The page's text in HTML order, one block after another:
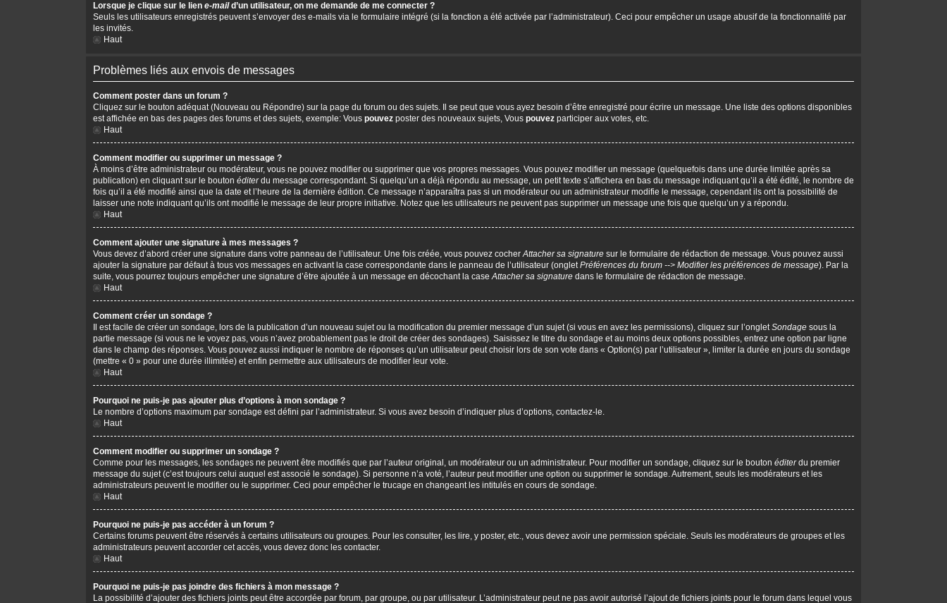
Lorsque je clique sur le lien e-maild’un utilisateur, on me demande de me connecter ?
Seuls les utilisateurs enregistrés peuvent s’envoyer des e-mails via le formulaire intégré (si la fonction a été activée par l’administrateur). Ceci pour empêcher un usage abusif de la fonctionnalité par
les invités.
Haut
Problèmes liés aux envois de messages
Comment poster dans un forum ?
Cliquez sur le bouton adéquat (Nouveau ou Répondre) sur la page du forum ou des sujets. Il se peut que vous ayez besoin d’être enregistré pour écrire un message. Une liste des options disponibles
est affichée en bas des pages des forums et des sujets, exemple: Vous pouvez poster des nouveaux sujets, Vous pouvez participer aux votes, etc.
Haut
Comment modifier ou supprimer un message ?
À moins d’être administrateur ou modérateur, vous ne pouvez modifier ou supprimer que vos propres messages. Vous pouvez modifier un message (quelquefois dans une durée limitée après sa
publication) en cliquant sur le bouton éditerdu message correspondant. Si quelqu’un a déjà répondu au message, un petit texte s’affichera en bas du message indiquant qu’il a été édité, le nombre de
fois qu’il a été modifié ainsi que la date et l’heure de la dernière édition. Ce message n’apparaîtra pas si un modérateur ou un administrateur modifie le message, cependant ils ont la possibilité de
laisser une note indiquant qu’ils ont modifié le message de leur propre initiative. Notez que les utilisateurs ne peuvent pas supprimer un message une fois que quelqu’un y a répondu.
Haut
Comment ajouter une signature à mes messages ?
Vous devez d’abord créer une signature dans votre panneau de l’utilisateur. Une fois créée, vous pouvez cocherAttacher sa signature sur le formulaire de rédaction de message. Vous pouvez aussi
ajouter la signature par défaut à tous vos messages en activant la case correspondante dans le panneau de l’utilisateur (ongletPréférences du forum --> Modifier les préférences de message). Par la
suite, vous pourrez toujours empêcher une signature d’être ajoutée à un message en décochant la caseAttacher sa signature dans le formulaire de rédaction de message.
Haut
Comment créer un sondage ?
Il est facile de créer un sondage, lors de la publication d’un nouveau sujet ou la modification du premier message d’un sujet (si vous en avez les permissions), cliquez sur l’ongletSondage sous la
partie message (si vous ne le voyez pas, vous n’avez probablement pas le droit de créer des sondages). Saisissez le titre du sondage et au moins deux options possibles, entrez une option par ligne
dans le champ des réponses. Vous pouvez aussi indiquer le nombre de réponses qu’un utilisateur peut choisir lors de son vote dans « Option(s) par l’utilisateur », limiter la durée en jours du sondage
(mettre « 0 » pour une durée illimitée) et enfin permettre aux utilisateurs de modifier leur vote.
Haut
Pourquoi ne puis-je pas ajouter plus d’options à mon sondage ?
Le nombre d’options maximum par sondage est défini par l’administrateur. Si vous avez besoin d’indiquer plus d’options, contactez-le.
Haut
Comment modifier ou supprimer un sondage ?
Comme pour les messages, les sondages ne peuvent être modifiés que par l’auteur original, un modérateur ou un administrateur. Pour modifier un sondage, cliquez sur le bouton éditerdu premier
message du sujet (c’est toujours celui auquel est associé le sondage). Si personne n’a voté, l’auteur peut modifier une option ou supprimer le sondage. Autrement, seuls les modérateurs et les
administrateurs peuvent le modifier ou le supprimer. Ceci pour empêcher le trucage en changeant les intitulés en cours de sondage.
Haut
Pourquoi ne puis-je pas accéder à un forum ?
Certains forums peuvent être réservés à certains utilisateurs ou groupes. Pour les consulter, les lire, y poster, etc., vous devez avoir une permission spéciale. Seuls les modérateurs de groupes et les
administrateurs peuvent accorder cet accès, vous devez donc les contacter.
Haut
Pourquoi ne puis-je pas joindre des fichiers à mon message ?
La possibilité d’ajouter des fichiers joints peut être accordée par forum, par groupe, ou par utilisateur. L’administrateur peut ne pas avoir autorisé l’ajout de fichiers joints pour le forum dans lequel vous